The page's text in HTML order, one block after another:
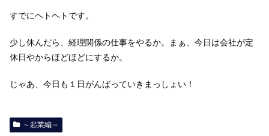
すでにヘトヘトです。
少し休んだら、経理関係の仕事をやるか。まぁ、今日は会社が定
休日やからほどほどにするか。
じゃあ、今日も１日がんばっていきまっしょい！
～起業編～